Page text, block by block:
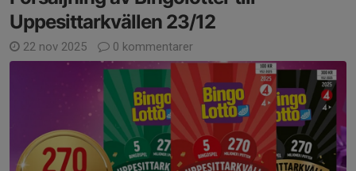
Uppesittarkvällen 23/12
22 nov 2025 0 kommentarer